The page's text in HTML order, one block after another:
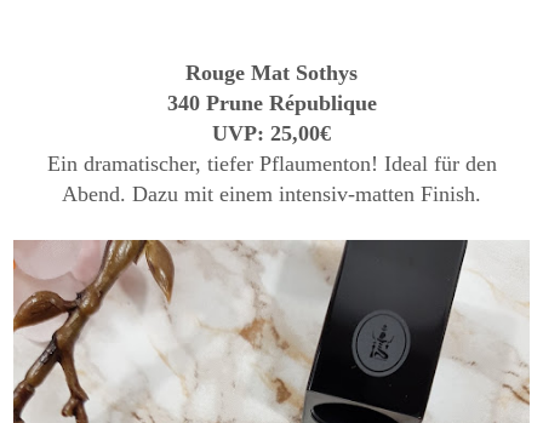
Rouge Mat Sothys
340 Prune République
UVP: 25,00€
Ein dramatischer, tiefer Pflaumenton! Ideal für den
Abend. Dazu mit einem intensiv-matten Finish.